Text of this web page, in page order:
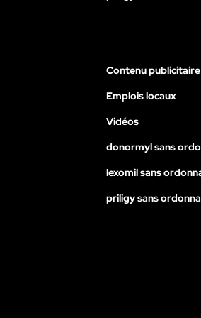
Contenu publicitaire
Emplois locaux
Vidéos
donormyl sans
lexomil sans
priligy sans